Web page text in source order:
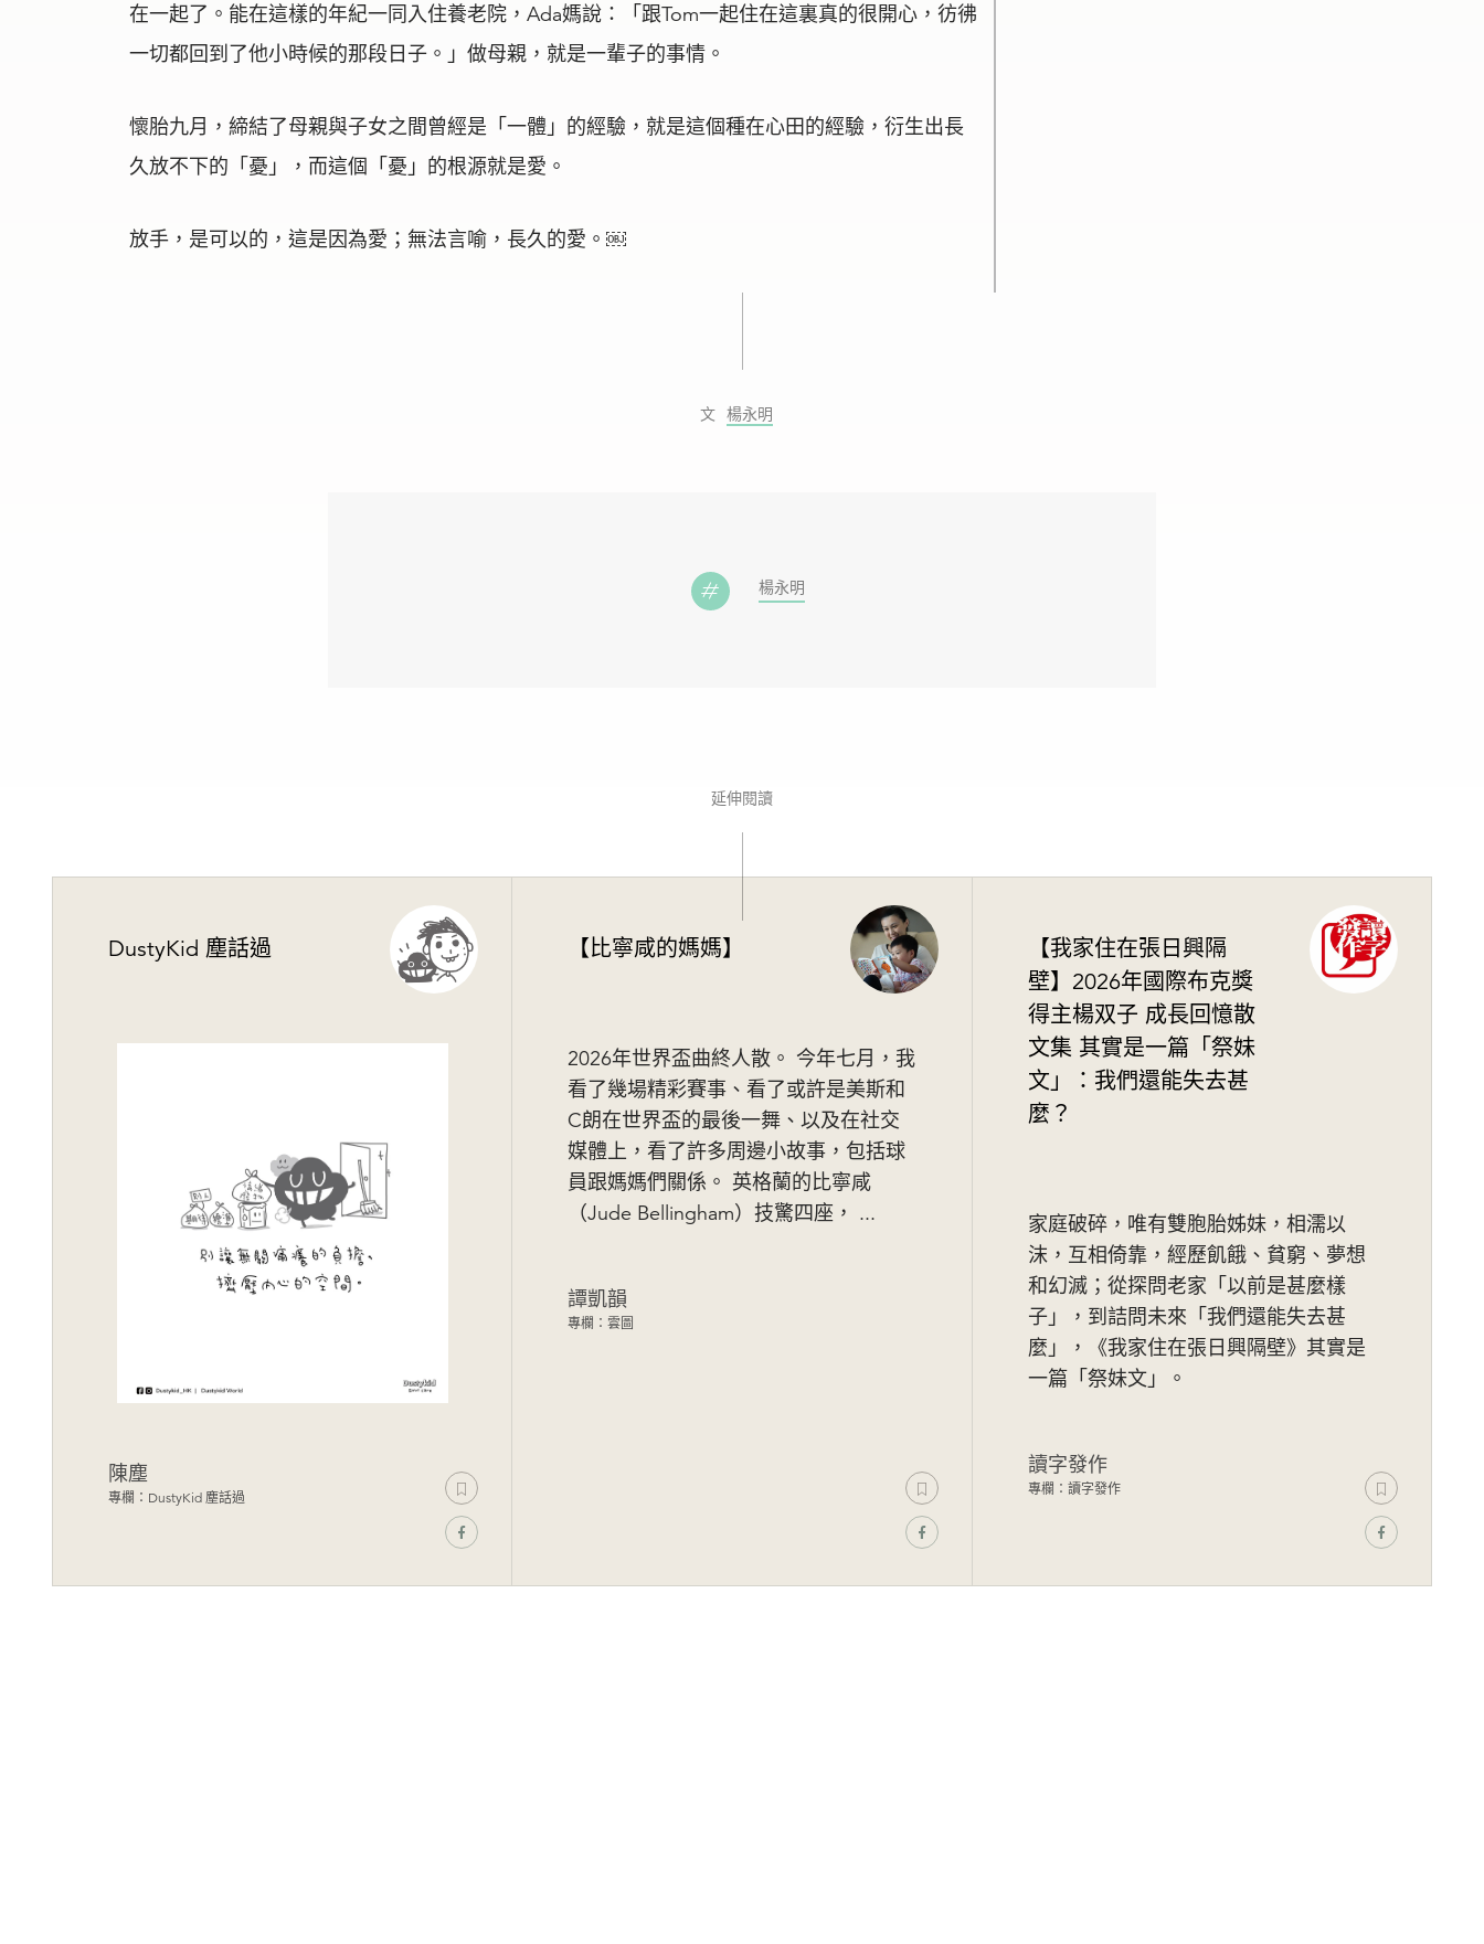
在一起了。能在這樣的年紀一同入住養老院，Ada媽說：「跟Tom一起住在這裏真的很開心，彷彿
一切都回到了他小時候的那段日子。」做母親，就是一輩子的事情。
懷胎九月，締結了母親與子女之間曾經是「一體」的經驗，就是這個種在心田的經驗，衍生出長
久放不下的「憂」，而這個「憂」的根源就是愛。
放手，是可以的，這是因為愛；無法言喻，長久的愛。￼
楊永明
楊永明
延伸閱讀
DustyKid 塵話過
陳塵
專欄：DustyKid 塵話過
【比寧咸的媽媽】
2026年世界盃曲終人散。 今年七月，我
看了幾場精彩賽事、看了或許是美斯和
C朗在世界盃的最後一舞、以及在社交
媒體上，看了許多周邊小故事，包括球
員跟媽媽們關係。 英格蘭的比寧咸
（Jude Bellingham）技驚四座， ...
譚凱韻
專欄：雲圖
【我家住在張日興隔
壁】2026年國際布克獎
得主楊双子 成長回憶散
文集 其實是一篇「祭妹
文」：我們還能失去甚
麼？
家庭破碎，唯有雙胞胎姊妹，相濡以
沫，互相倚靠，經歷飢餓、貧窮、夢想
和幻滅；從探問老家「以前是甚麼樣
子」，到詰問未來「我們還能失去甚
麼」，《我家住在張日興隔壁》其實是
一篇「祭妹文」。
讀字發作
專欄：讀字發作